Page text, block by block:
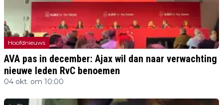
Hoofdnieuws
AVA pas in december: Ajax wil dan naar verwachting
nieuwe leden RvC benoemen
04 okt. om 10:00